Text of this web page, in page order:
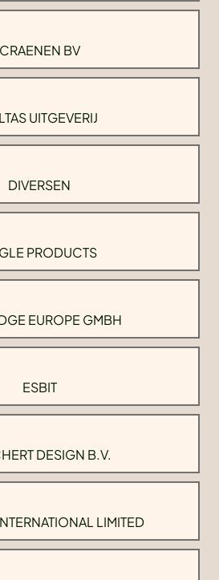
CRAENEN BV
UITGEVERIJ
DIVERSEN
PRODUCTS
EUROPE GMBH
ESBIT
DESIGN B.V.
LIMITED